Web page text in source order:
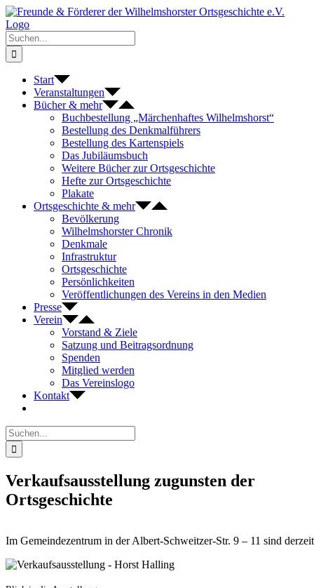
Zum
Inhalt
springen
Suche
nach:
Start
Veranstaltungen
Bücher & mehr
Buchbestellung „Märchenhaftes Wilhelmshorst“
Bestellung des Denkmalführers
Bestellung des Kartenspiels
Das Jubiläumsbuch
Weitere Bücher zur Ortsgeschichte
Hefte zur Ortsgeschichte
Plakate
Ortsgeschichte & mehr
Bevölkerung
Wilhelmshorster Chronik
Denkmale
Infrastruktur
Ortsgeschichte
Persönlichkeiten
Veröffentlichungen des Vereins in den Medien
Presse
Verein
Vorstand & Ziele
Satzung und Beitragsordnung
Spenden
Mitglied werden
Das Vereinslogo
Kontakt
Suche
nach:
Verkaufsausstellung zugunsten der
Ortsgeschichte
Im Gemeindezentrum in der Albert-Schweitzer-Str. 9 – 11 sind